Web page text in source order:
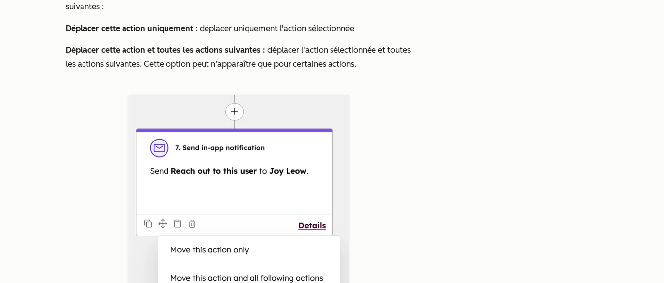
suivantes :
Déplacer cette action uniquement : déplacer uniquement l'action sélectionnée
Déplacer cette action et toutes les actions suivantes : déplacer l'action sélectionnée et toutes
les actions suivantes. Cette option peut n’apparaître que pour certaines actions.